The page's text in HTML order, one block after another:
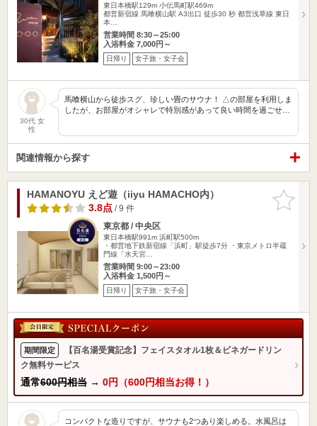
東日本橋駅129m 小伝馬町駅469m
都営新宿線 馬喰横山駅 A3出口 徒歩30 秒 都営浅草線 東日
本…
営業時間 8:30～25:00
入浴料金 7,000円～
日帰り 女子旅・女子会
30代 女
性
馬喰横山から徒歩スグ、珍しい畳のサウナ！ △の部屋を利用しま
したが、お部屋がオシャレで特別感があって良い時間を過ごせ…
関連情報から探す
お気に入
りに追加
HAMANOYU えど遊（iiyu HAMACHO内）
3.8点/ 9 件
東京都 / 中央区
東日本橋駅991m 浜町駅500m
・都営地下鉄新宿線「浜町」駅徒歩7分 ・東京メトロ半蔵
門線「水天宮…
営業時間 9:00～23:00
入浴料金 1,500円～
日帰り 女子旅・女子会
期間限定
【百名湯受賞記念】フェイスタオル1枚＆ビネガードリン
ク無料サービス
通常600円相当 → 0円（600円相当お得！）
コンパクトな造りですが、サウナも2つあり楽しめる。水風呂は